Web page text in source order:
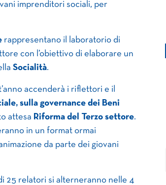
imprenditori sociali, per
rappresentano il laboratorio di
con l’obiettivo di elaborare un
Socialità.
accenderà i riflettori e il
sulla governance dei Beni
attesa Riforma del Terzo settore.
in un format ormai
da parte dei giovani
25 relatori si alterneranno nelle 4